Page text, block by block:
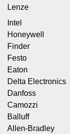
Lenze
Intel
Honeywell
Finder
Festo
Eaton
Delta Electronics
Danfoss
Camozzi
Balluff
Allen-Bradley